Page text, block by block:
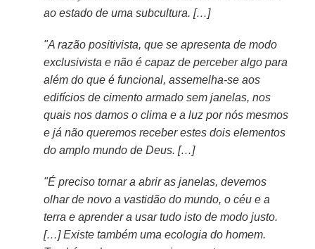
ao estado de uma subcultura. […]
"A razão positivista, que se apresenta de modo
exclusivista e não é capaz de perceber algo para
além do que é funcional, assemelha-se aos
edifícios de cimento armado sem janelas, nos
quais nos damos o clima e a luz por nós mesmos
e já não queremos receber estes dois elementos
do amplo mundo de Deus. […]
"É preciso tornar a abrir as janelas, devemos
olhar de novo a vastidão do mundo, o céu e a
terra e aprender a usar tudo isto de modo justo.
[…] Existe também uma ecologia do homem.